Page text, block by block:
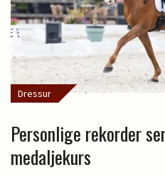
Dressur
Personlige rekorder
medaljekurs